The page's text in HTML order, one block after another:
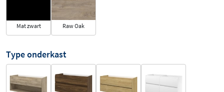
Mat zwart Raw Oak
Type onderkast